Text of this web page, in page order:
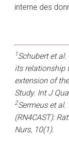
interne des
1Schubert et
its relationship
extension of
Study. Int J
2Sermeus et
(RN4CAST):
Nurs, 10(1).